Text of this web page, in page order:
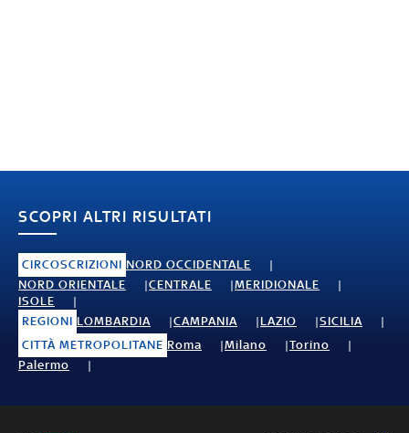
SCOPRI ALTRI RISULTATI
CIRCOSCRIZIONI NORD OCCIDENTALE
NORD ORIENTALE
CENTRALE
MERIDIONALE
ISOLE
REGIONI LOMBARDIA CAMPANIA LAZIO
SICILIA
CITTÀ METROPOLITANE Roma Milano
Torino
Palermo